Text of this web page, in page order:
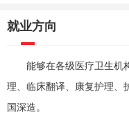
就业方向
能够在各级医疗卫生机
理、临床翻译、康复护理、
国深造。